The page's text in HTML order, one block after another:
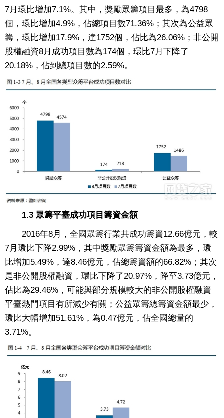
7月環比增加7.1%。其中，獎勵眾籌項目最多，為4798
個，環比增加4.9%，佔總項目數71.36%；其次為公益眾
籌，環比增加17.9%，達1752個，佔比為26.06%；非公開
股權融資8月成功項目數為174個，環比7月下降了
20.18%，佔到總項目數的2.59%。
1.3 眾籌平臺成功項目籌資金額
2016年8月，全國眾籌行業共成功籌資12.66億元，較
7月環比下降2.99%，其中獎勵眾籌籌資金額為最多，環
比增加5.49%，達8.46億元，佔總籌資額的66.82%；其次
是非公開股權融資，環比下降了20.97%，降至3.73億元，
佔比為29.46%，可能與部分規模較大的非公開股權融資
平臺熱門項目有所減少有關；公益眾籌總籌資金額最少，
環比大幅增加51.61%，為0.47億元，佔全國總量的
3.71%。